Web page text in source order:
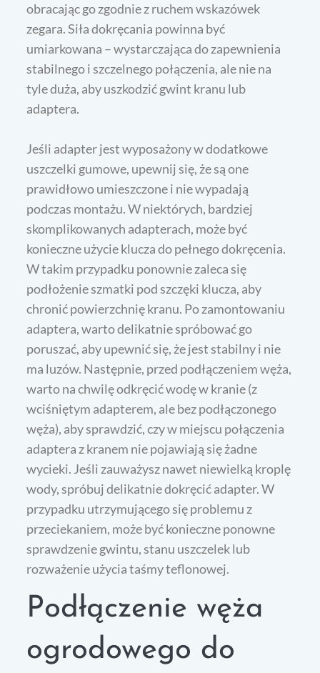
obracając go zgodnie z ruchem wskazówek
zegara. Siła dokręcania powinna być
umiarkowana – wystarczająca do zapewnienia
stabilnego i szczelnego połączenia, ale nie na
tyle duża, aby uszkodzić gwint kranu lub
adaptera.
Jeśli adapter jest wyposażony w dodatkowe
uszczelki gumowe, upewnij się, że są one
prawidłowo umieszczone i nie wypadają
podczas montażu. W niektórych, bardziej
skomplikowanych adapterach, może być
konieczne użycie klucza do pełnego dokręcenia.
W takim przypadku ponownie zaleca się
podłożenie szmatki pod szczęki klucza, aby
chronić powierzchnię kranu. Po zamontowaniu
adaptera, warto delikatnie spróbować go
poruszać, aby upewnić się, że jest stabilny i nie
ma luzów. Następnie, przed podłączeniem węża,
warto na chwilę odkręcić wodę w kranie (z
wciśniętym adapterem, ale bez podłączonego
węża), aby sprawdzić, czy w miejscu połączenia
adaptera z kranem nie pojawiają się żadne
wycieki. Jeśli zauważysz nawet niewielką kroplę
wody, spróbuj delikatnie dokręcić adapter. W
przypadku utrzymującego się problemu z
przeciekaniem, może być konieczne ponowne
sprawdzenie gwintu, stanu uszczelek lub
rozważenie użycia taśmy teflonowej.
Podłączenie węża
ogrodowego do